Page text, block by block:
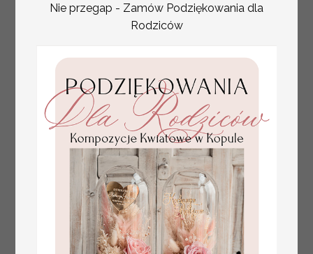
złote winietki na komunię, winietka
Nie przegap - Zamów Podziękowania dla
Rodziców